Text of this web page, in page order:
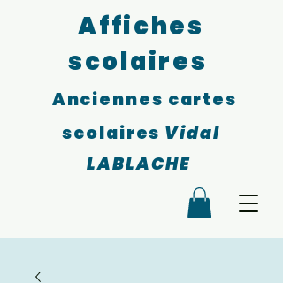
Affiches
scolaires
Anciennes cartes
scolaires Vidal
LABLACHE